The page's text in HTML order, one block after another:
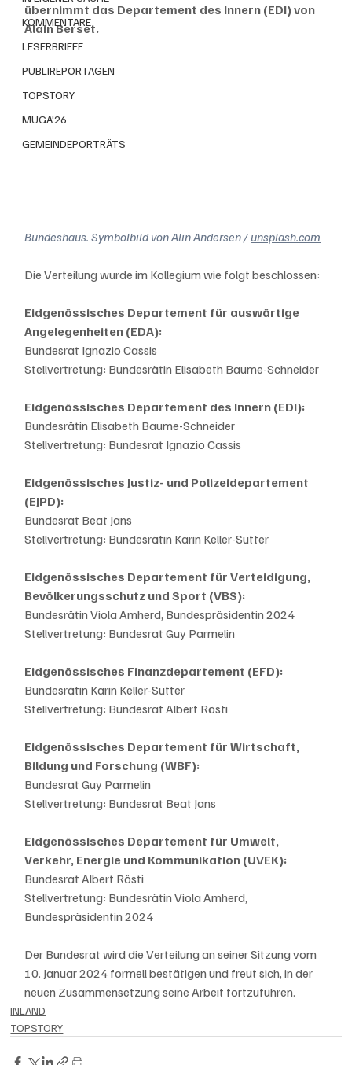
KOMMENTARE
LESERBRIEFE
PUBLIREPORTAGEN
TOPSTORY
MUGA'26
GEMEINDEPORTRÄTS
übernimmt das Departement des Innern (EDI) von
Alain Berset.
Bundeshaus. Symbolbild von Alin Andersen / unsplash.com
Die Verteilung wurde im Kollegium wie folgt beschlossen:
Eidgenössisches Departement für auswärtige
Angelegenheiten (EDA):
Bundesrat Ignazio Cassis
Stellvertretung: Bundesrätin Elisabeth Baume-Schneider
Eidgenössisches Departement des Innern (EDI):
Bundesrätin Elisabeth Baume-Schneider
Stellvertretung: Bundesrat Ignazio Cassis
Eidgenössisches Justiz- und Polizeidepartement
(EJPD):
Bundesrat Beat Jans
Stellvertretung: Bundesrätin Karin Keller-Sutter
Eidgenössisches Departement für Verteidigung,
Bevölkerungsschutz und Sport (VBS):
Bundesrätin Viola Amherd, Bundespräsidentin 2024
Stellvertretung: Bundesrat Guy Parmelin
Eidgenössisches Finanzdepartement (EFD):
Bundesrätin Karin Keller-Sutter
Stellvertretung: Bundesrat Albert Rösti
Eidgenössisches Departement für Wirtschaft,
Bildung und Forschung (WBF):
Bundesrat Guy Parmelin
Stellvertretung: Bundesrat Beat Jans
Eidgenössisches Departement für Umwelt,
Verkehr, Energie und Kommunikation (UVEK):
Bundesrat Albert Rösti
Stellvertretung: Bundesrätin Viola Amherd,
Bundespräsidentin 2024
Der Bundesrat wird die Verteilung an seiner Sitzung vom
10. Januar 2024 formell bestätigen und freut sich, in der
neuen Zusammensetzung seine Arbeit fortzuführen.
INLAND
TOPSTORY